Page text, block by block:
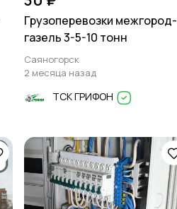
Грузоперевозки межгород-
газель 3-5-10 тонн
Саяногорск
2 месяца назад
ТСК ГРИФОН